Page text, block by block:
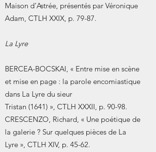
Maison d’Astrée, présentés par Véronique
Adam, CTLH XXIX, p. 79-87.
La Lyre
BERCEA-BOCSKAI, « Entre mise en scène
et mise en page : la parole encomiastique
dans La Lyre du sieur
Tristan (1641) », CTLH XXXII, p. 90-98.
CRESCENZO, Richard, « Une poétique de
la galerie ? Sur quelques pièces de La
Lyre », CTLH XIV, p. 45-62.